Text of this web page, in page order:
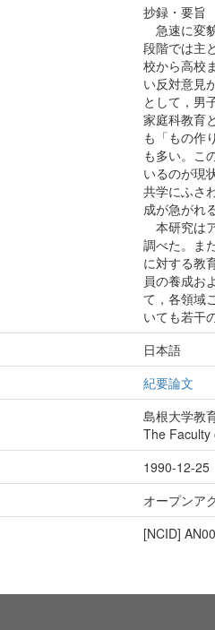
抄録・要旨
急速に変
段階では主
校から高校
い反対意見
として，男
家庭科教育
も「もの作
も多い。こ
いるのが現
共学にふさ
成が急がれる
本研究は
調べた。ま
に対する教
員の養成お
て，各領域
いても若干
日本語
紀要論文
島根大学教
The Faculty
1990-12-25
オープンア
[NCID]